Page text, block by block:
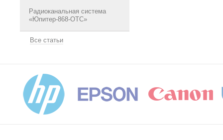
Радиоканальная система
«Юпитер-868-ОТС»
Все статьи